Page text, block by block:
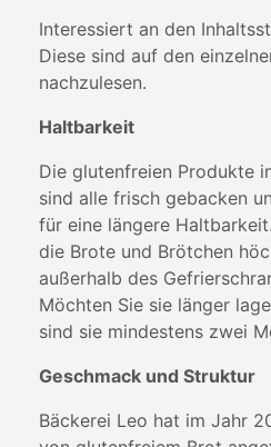
Interessiert an den
Diese sind auf den
nachzulesen.
Haltbarkeit
Die glutenfreien Produkte
sind alle frisch gebacken
für eine längere
die Brote und Brötchen
außerhalb des
Möchten Sie sie länger
sind sie mindestens zwei
Geschmack und Struktur
Bäckerei Leo hat im Jahr